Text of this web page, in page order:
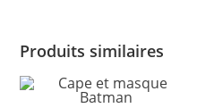
Produits similaires